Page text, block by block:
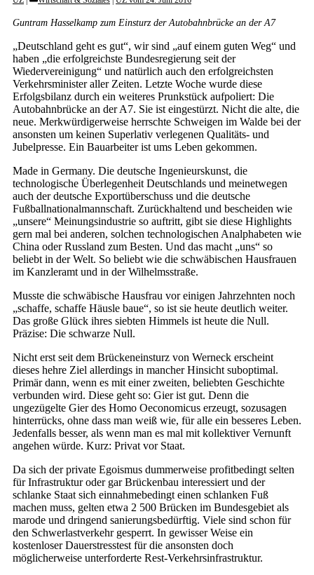
Guntram Hasselkamp zum Einsturz der Autobahnbrücke an der A7
„Deutschland geht es gut“, wir sind „auf einem guten Weg“ und
haben „die erfolgreichste Bundesregierung seit der
Wiedervereinigung“ und natürlich auch den erfolgreichsten
Verkehrsminister aller Zeiten. Letzte Woche wurde diese
Erfolgsbilanz durch ein weiteres Prunkstück aufpoliert: Die
Autobahnbrücke an der A7. Sie ist eingestürzt. Nicht die alte, die
neue. Merkwürdigerweise herrschte Schweigen im Walde bei der
ansonsten um keinen Superlativ verlegenen Qualitäts- und
Jubelpresse. Ein Bauarbeiter ist ums Leben gekommen.
Made in Germany. Die deutsche Ingenieurskunst, die
technologische Überlegenheit Deutschlands und meinetwegen
auch der deutsche Exportüberschuss und die deutsche
Fußballnationalmannschaft. Zurückhaltend und bescheiden wie
„unsere“ Meinungsindustrie so auftritt, gibt sie diese Highlights
gern mal bei anderen, solchen technologischen Analphabeten wie
China oder Russland zum Besten. Und das macht „uns“ so
beliebt in der Welt. So beliebt wie die schwäbischen Hausfrauen
im Kanzleramt und in der Wilhelmsstraße.
Musste die schwäbische Hausfrau vor einigen Jahrzehnten noch
„schaffe, schaffe Häusle baue“, so ist sie heute deutlich weiter.
Das große Glück ihres siebten Himmels ist heute die Null.
Präzise: Die schwarze Null.
Nicht erst seit dem Brückeneinsturz von Werneck erscheint
dieses hehre Ziel allerdings in mancher Hinsicht suboptimal.
Primär dann, wenn es mit einer zweiten, beliebten Geschichte
verbunden wird. Diese geht so: Gier ist gut. Denn die
ungezügelte Gier des Homo Oeconomicus erzeugt, sozusagen
hinterrücks, ohne dass man weiß wie, für alle ein besseres Leben.
Jedenfalls besser, als wenn man es mal mit kollektiver Vernunft
angehen würde. Kurz: Privat vor Staat.
Da sich der private Egoismus dummerweise profitbedingt selten
für Infrastruktur oder gar Brückenbau interessiert und der
schlanke Staat sich einnahmebedingt einen schlanken Fuß
machen muss, gelten etwa 2 500 Brücken im Bundesgebiet als
marode und dringend sanierungsbedürftig. Viele sind schon für
den Schwerlastverkehr gesperrt. In gewisser Weise ein
kostenloser Dauerstresstest für die ansonsten doch
möglicherweise unterforderte Rest-Verkehrsinfrastruktur.